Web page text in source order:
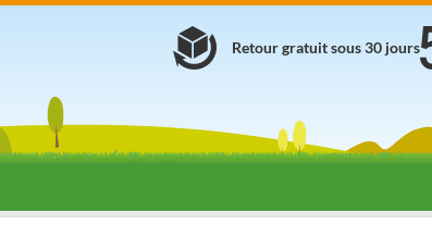
Retour gratuit sous 30 jours